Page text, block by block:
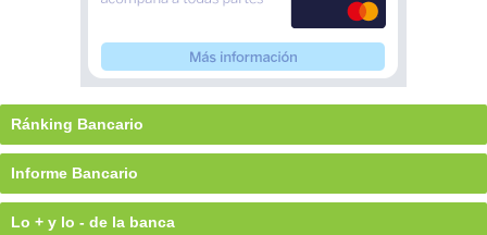
Ránking Bancario
Informe Bancario
Lo + y lo - de la banca